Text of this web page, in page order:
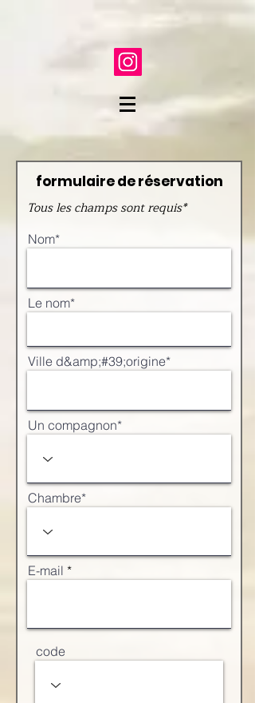
formulaire de réservation
Tous les champs sont requis*
Nom*
Le nom*
Ville d&amp;#39;origine*
Un compagnon*
Chambre*
E-mail
code